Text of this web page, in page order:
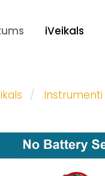
iVeikals
Instrumenti